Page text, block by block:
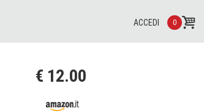
0
ACCEDI
€ 12.00